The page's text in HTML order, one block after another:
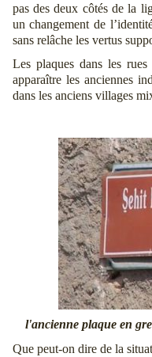
pas des deux côtés de la
un changement de
sans relâche les vertus
Les plaques dans les
apparaître les anciennes
dans les anciens villages
l'ancienne plaque en
Que peut-on dire de la